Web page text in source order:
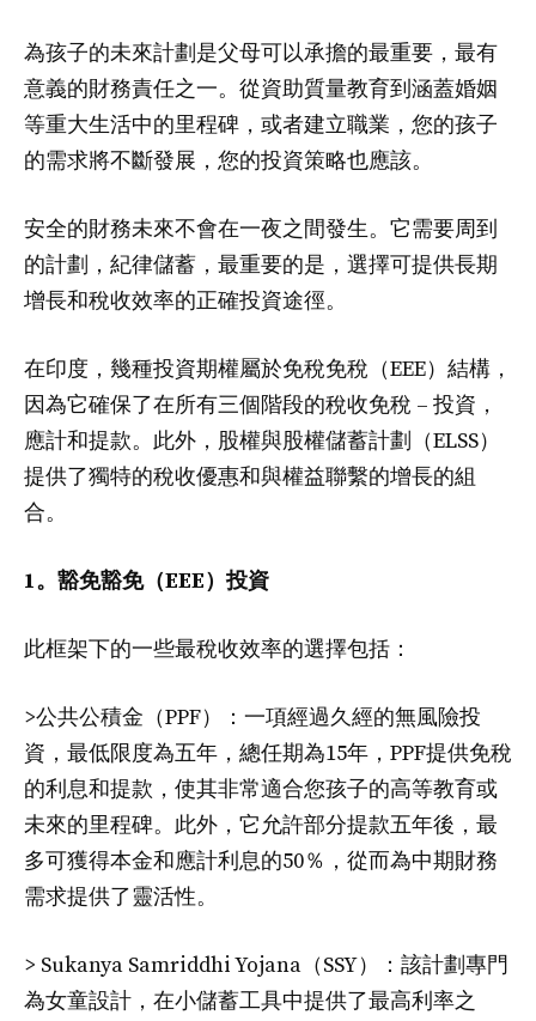
為孩子的未來計劃是父母可以承擔的最重要，最有
意義的財務責任之一。從資助質量教育到涵蓋婚姻
等重大生活中的里程碑，或者建立職業，您的孩子
的需求將不斷發展，您的投資策略也應該。
安全的財務未來不會在一夜之間發生。它需要周到
的計劃，紀律儲蓄，最重要的是，選擇可提供長期
增長和稅收效率的正確投資途徑。
在印度，幾種投資期權屬於免稅免稅（EEE）結構，
因為它確保了在所有三個階段的稅收免稅 – 投資，
應計和提款。此外，股權與股權儲蓄計劃（ELSS）
提供了獨特的稅收優惠和與權益聯繫的增長的組
合。
1。豁免豁免（EEE）投資
此框架下的一些最稅收效率的選擇包括：
>公共公積金（PPF）：一項經過久經的無風險投
資，最低限度為五年，總任期為15年，PPF提供免稅
的利息和提款，使其非常適合您孩子的高等教育或
未來的里程碑。此外，它允許部分提款五年後，最
多可獲得本金和應計利息的50％，從而為中期財務
需求提供了靈活性。
> Sukanya Samriddhi Yojana（SSY）：該計劃專門
為女童設計，在小儲蓄工具中提供了最高利率之